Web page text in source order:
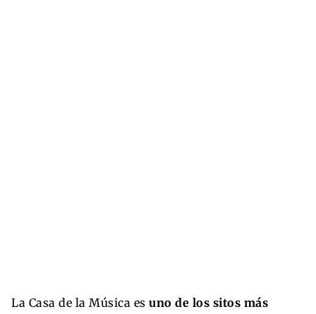
La Casa de la Música es uno de los sitos más